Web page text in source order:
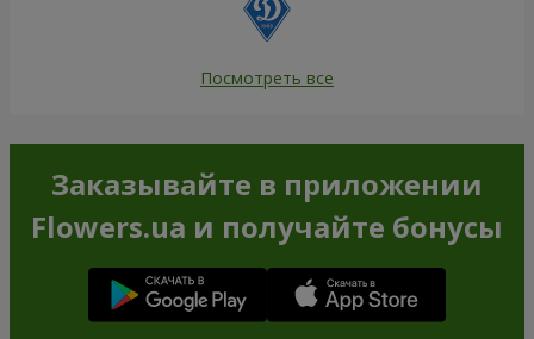
Посмотреть все
Заказывайте в приложении
Flowers.ua и получайте бонусы